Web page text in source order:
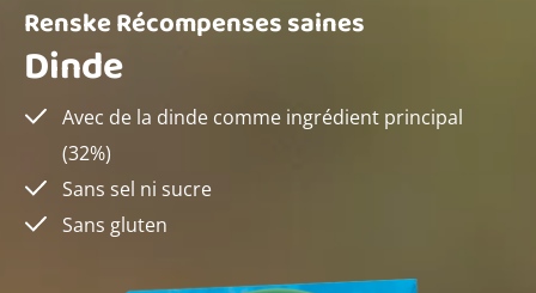
Renske Récompenses saines
Dinde
Avec de la dinde comme ingrédient principal
(32%)
Sans sel ni sucre
Sans gluten